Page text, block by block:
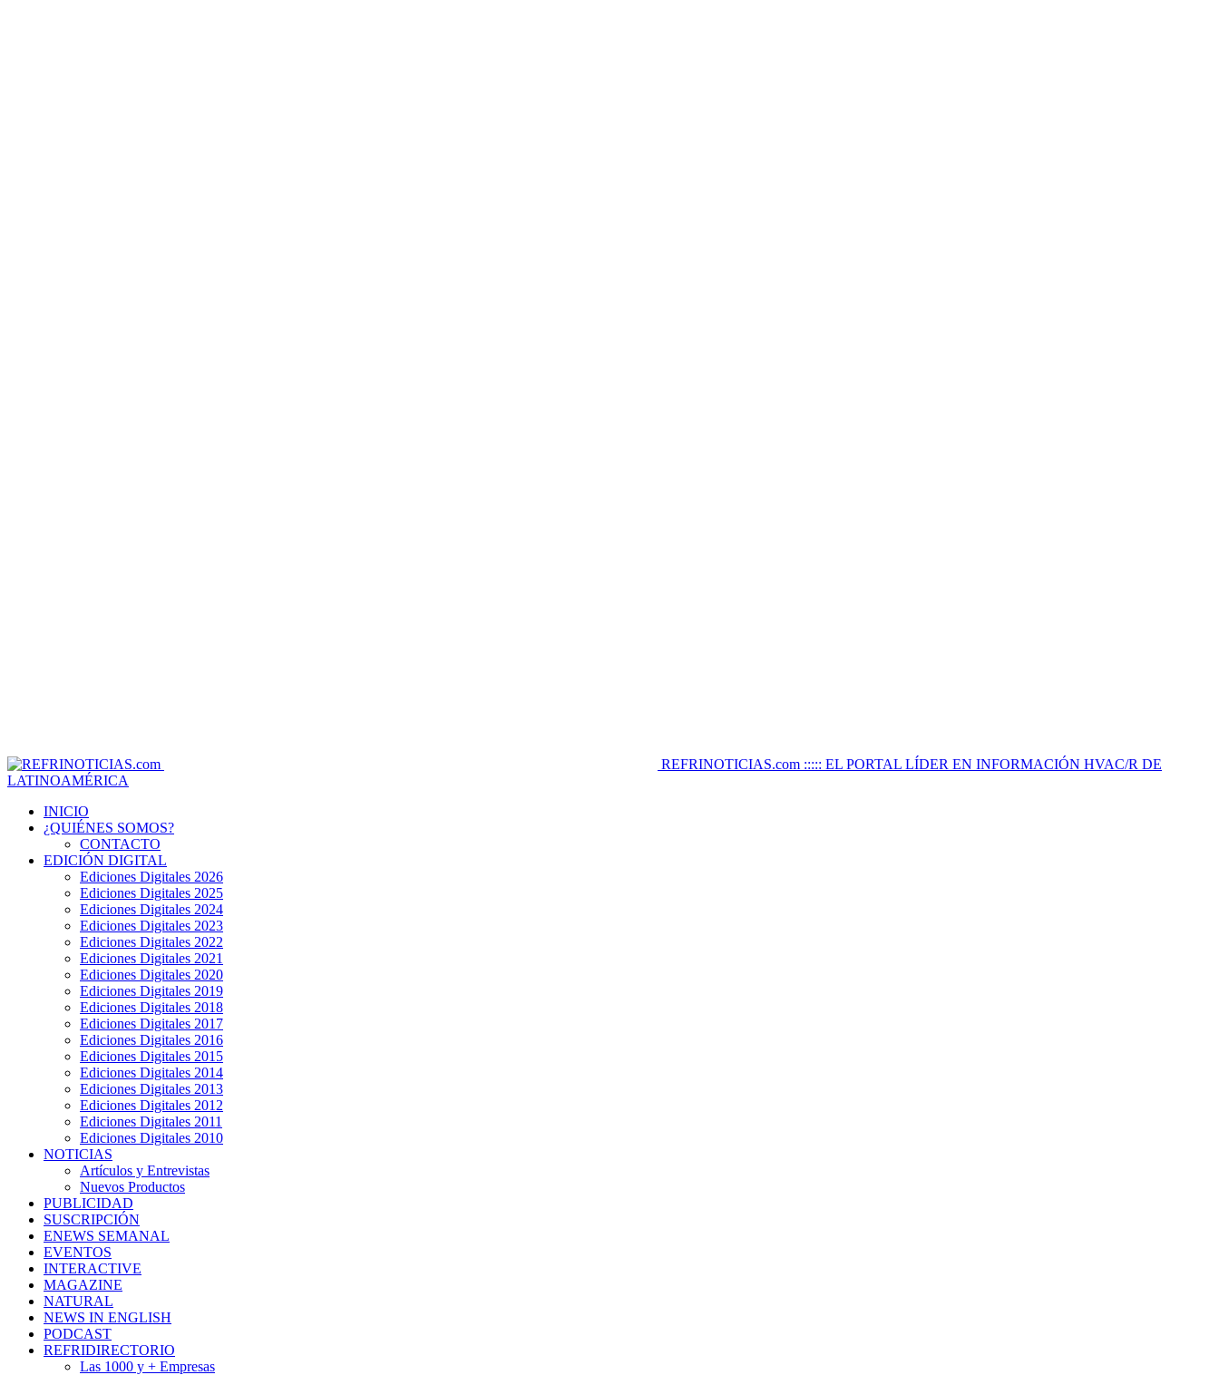
REFRINOTICIAS.com ::::: EL PORTAL LÍDER EN INFORMACIÓN HVAC/R DE
LATINOAMÉRICA
INICIO
¿QUIÉNES SOMOS?
CONTACTO
EDICIÓN DIGITAL
Ediciones Digitales 2026
Ediciones Digitales 2025
Ediciones Digitales 2024
Ediciones Digitales 2023
Ediciones Digitales 2022
Ediciones Digitales 2021
Ediciones Digitales 2020
Ediciones Digitales 2019
Ediciones Digitales 2018
Ediciones Digitales 2017
Ediciones Digitales 2016
Ediciones Digitales 2015
Ediciones Digitales 2014
Ediciones Digitales 2013
Ediciones Digitales 2012
Ediciones Digitales 2011
Ediciones Digitales 2010
NOTICIAS
Artículos y Entrevistas
Nuevos Productos
PUBLICIDAD
SUSCRIPCIÓN
ENEWS SEMANAL
EVENTOS
INTERACTIVE
MAGAZINE
NATURAL
NEWS IN ENGLISH
PODCAST
REFRIDIRECTORIO
Las 1000 y + Empresas